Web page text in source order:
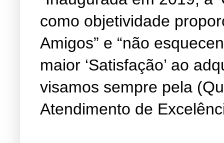
como objetividade
Amigos” e “não
maior ‘Satisfação’ ao
visamos sempre pela
Atendimento de